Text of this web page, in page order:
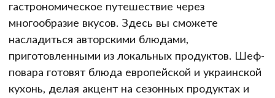
гастрономическое путешествие через
многообразие вкусов. Здесь вы сможете
насладиться авторскими блюдами,
приготовленными из локальных продуктов. Шеф-
повара готовят блюда европейской и украинской
кухонь, делая акцент на сезонных продуктах и